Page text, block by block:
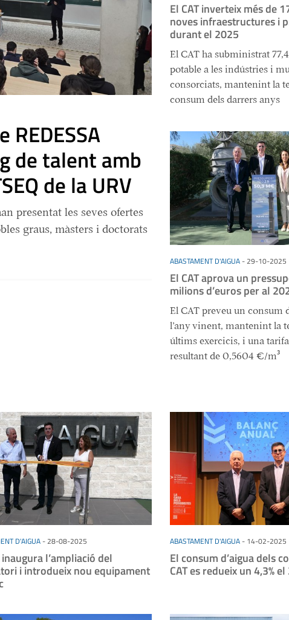
REDESSA
de talent amb
de la URV
presentat les seves ofertes
graus, màsters i doctorats
El CAT inverteix més de
noves infraestructures i
durant el 2025
El CAT ha subministrat
potable a les indústries i
consorciats, mantenint la
consum dels darrers anys
ABASTAMENT D'AIGUA-29-10-2025
El CAT aprova un
milions d’euros per al
El CAT preveu un consum
l’any vinent, mantenint la
últims exercicis, i una
resultant de 0,5604 €/m³
D'AIGUA-28-08-2025
inaugura l’ampliació del
i introdueix nou equipament
ABASTAMENT D'AIGUA- 14-02-2025
El consum d’aigua dels
CAT es redueix un 4,3%